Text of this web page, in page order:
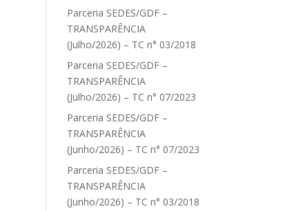
Parceria SEDES/GDF –
TRANSPARÊNCIA
(Julho/2026) – TC n° 03/2018
Parceria SEDES/GDF –
TRANSPARÊNCIA
(Julho/2026) – TC n° 07/2023
Parceria SEDES/GDF –
TRANSPARÊNCIA
(Junho/2026) – TC n° 07/2023
Parceria SEDES/GDF –
TRANSPARÊNCIA
(Junho/2026) – TC n° 03/2018